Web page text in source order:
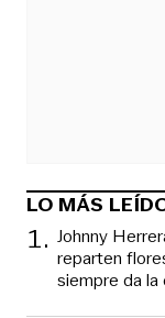
LO MÁS
1. Johnny
reparten
siempre da la